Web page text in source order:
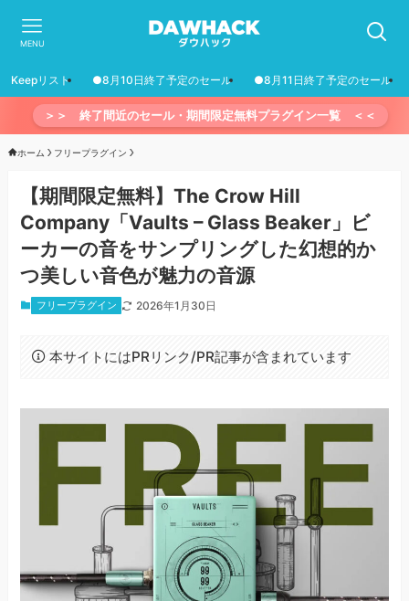
MENU
Keepリスト ●8月10日終了予定のセール ●8月11日終了予定のセール
＞＞ 終了間近のセール・期間限定無料プラグイン一覧 ＜＜
ホーム フリープラグイン
【期間限定無料】The Crow Hill
Company「Vaults – Glass Beaker」ビ
ーカーの音をサンプリングした幻想的か
つ美しい音色が魅力の音源
フリープラグイン 2026年1月30日
本サイトにはPRリンク/PR記事が含まれています